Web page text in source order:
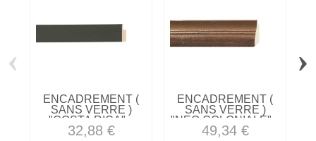
ENCADREMENT (
SANS VERRE )
"COSTA RICA"...
32,88 €
ENCADREMENT (
SANS VERRE )
"NEO COLONIALE"...
49,34 €
‹ ›